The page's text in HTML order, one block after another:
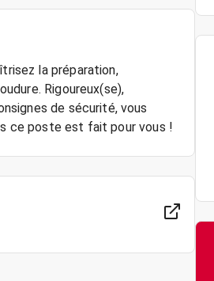
la préparation,
Rigoureux(se),
de sécurité, vous
ce poste est fait pour vous !